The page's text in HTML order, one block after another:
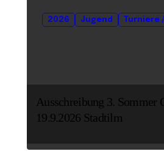
2026 Jugend Turniere
Ausschreibung 3. Sommer
19.9.2026 Stadtilm